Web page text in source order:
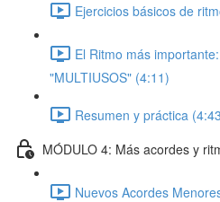
Ejercicios básicos de
El Ritmo más
"MULTIUSOS" (4:11)
Resumen y práctica
MÓDULO 4: Más acordes y
Nuevos Acordes